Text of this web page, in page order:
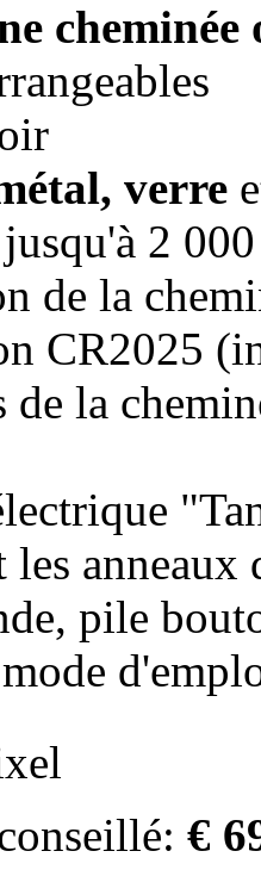
cheminée
verre
2
de la
CR2025
de la
les
pile
€